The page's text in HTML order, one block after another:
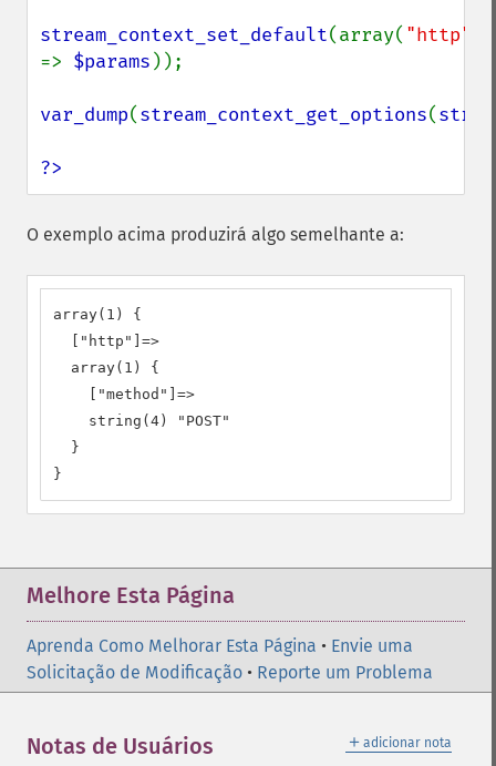
stream_context_set_default(array(
=> $params ));
var_dump(stream_context_get_options(
?>
O exemplo acima produzirá algo semelhante a:
array(1) {
  ["http"]=>
  array(1) {
    ["method"]=>
    string(4) "POST"
  }
}
Melhore Esta Página
Aprenda Como Melhorar Esta Página • Envie uma
Solicitação de Modificação • Reporte um Problema
＋ adicionar nota
Notas de Usuários